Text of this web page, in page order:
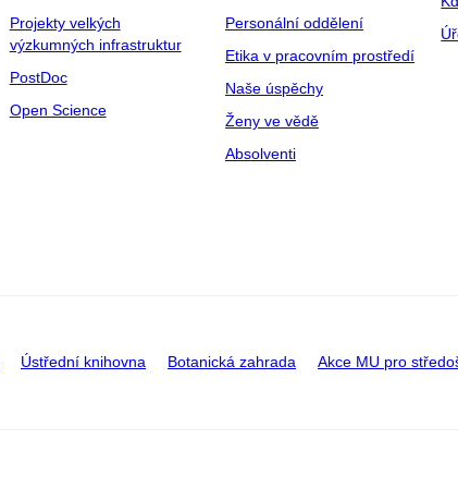
Projekty velkých
výzkumných infrastruktur
PostDoc
Open Science
Personální oddělení
Etika v pracovním prostředí
Naše úspěchy
Ženy ve vědě
Absolventi
Ústřední knihovna Botanická zahrada Akce MU pro